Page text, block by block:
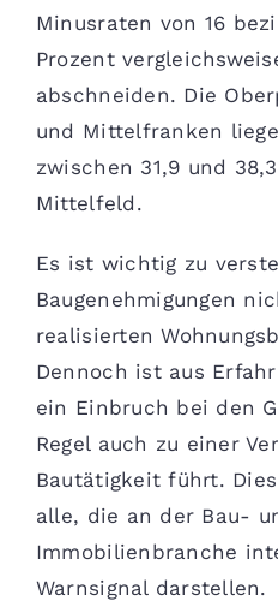
Minusraten von 16
Prozent
abschneiden. Die
und Mittelfranken
zwischen 31,9 und
Mittelfeld.
Es ist wichtig zu
Baugenehmigungen
realisierten
Dennoch ist aus
ein Einbruch bei den
Regel auch zu einer
Bautätigkeit führt.
alle, die an der Bau-
Immobilienbranche
Warnsignal darstellen.